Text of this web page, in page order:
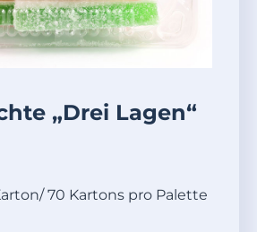
„Drei Lagen“
70 Kartons pro Palette